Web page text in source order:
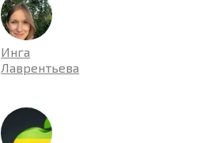
Инга
Лаврентьева